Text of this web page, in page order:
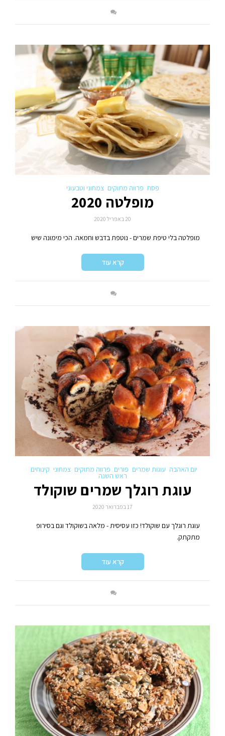
פסח פרווה מתוקים צמחוני וטבעוני
מופלטה 2020
20 באפריל 2020
מופלטה בלי טיפת שמרים - נוטפת בדבש וחמאה. הכי מימונה שיש
קרא עוד
יום האהבה עוגות שמרים פורים פרווה מתוקים צמחוני קינוחים
ראש השנה
עוגת רוגלך שמרים שוקולד
17 בפברואר 2020
עוגת רוגלך עם שוקולד! כזו עסיסית - מלאה בשוקולד וגם בסירופ
מתקתק.
קרא עוד